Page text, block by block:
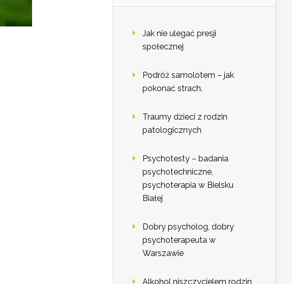
Jak nie ulegać presji
społecznej
Podróż samolotem – jak
pokonać strach.
Traumy dzieci z rodzin
patologicznych
Psychotesty – badania
psychotechniczne,
psychoterapia w Bielsku
Białej
Dobry psycholog, dobry
psychoterapeuta w
Warszawie
Alkohol niszczycielem rodzin